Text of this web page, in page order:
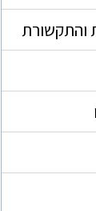
והתקשורת